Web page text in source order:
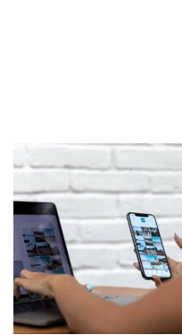
As 3
plataformas
encontrar
UGC
Gerado pelo